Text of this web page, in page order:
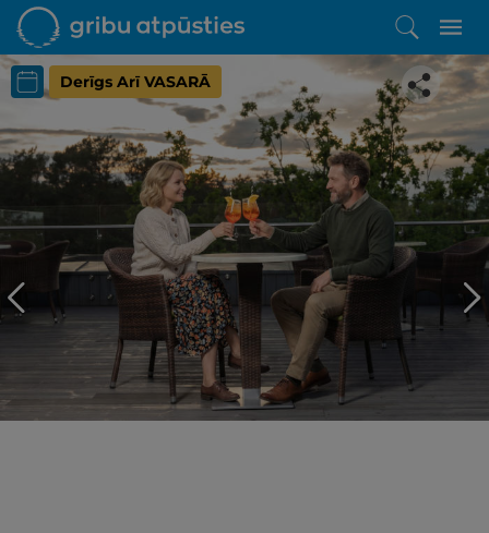
Derīgs Arī VASARĀ
Iepatikās šis piedāvājums?
Līdz brīnišķīgai atpūtai atlikuši tikai daži soļi
PĒRKU